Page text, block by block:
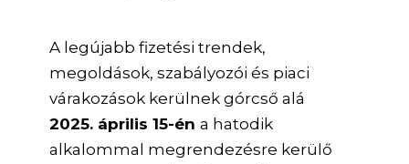
A legújabb fizetési trendek,
megoldások, szabályozói és piaci
várakozások kerülnek górcső alá
2025. április 15-éna hatodik
alkalommal megrendezésre kerülő